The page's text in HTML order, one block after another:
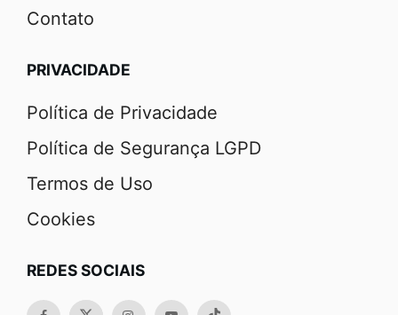
Contato
PRIVACIDADE
Política de Privacidade
Política de Segurança LGPD
Termos de Uso
Cookies
REDES SOCIAIS